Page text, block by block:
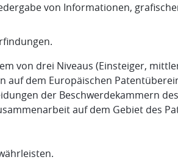
von Informationen,
von drei Niveaus (Einsteiger,
auf dem Europäischen
der Beschwerdekammern
auf dem Gebiet des